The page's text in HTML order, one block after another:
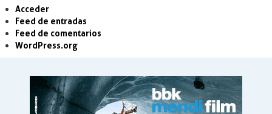
Acceder
Feed de entradas
Feed de comentarios
WordPress.org